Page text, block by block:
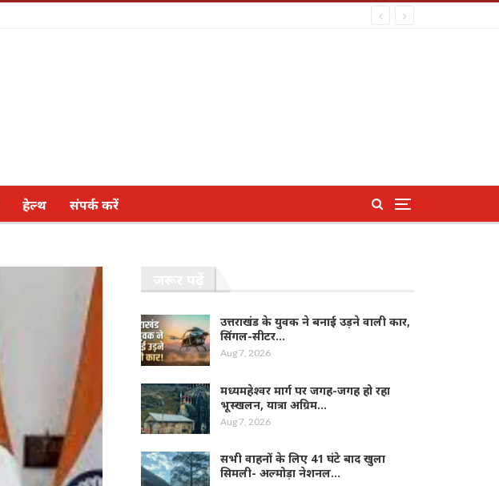
हेल्थ संपर्क करें
उत्तराखंड के युवक ने बनाई उड़ने वाली कार,
सिंगल-सीटर…
Aug 7, 2026
मध्यमहेश्वर मार्ग पर जगह-जगह हो रहा
भूस्खलन, यात्रा अग्रिम…
Aug 7, 2026
सभी वाहनों के लिए 41 घंटे बाद खुला
सिमली- अल्मोड़ा नेशनल…